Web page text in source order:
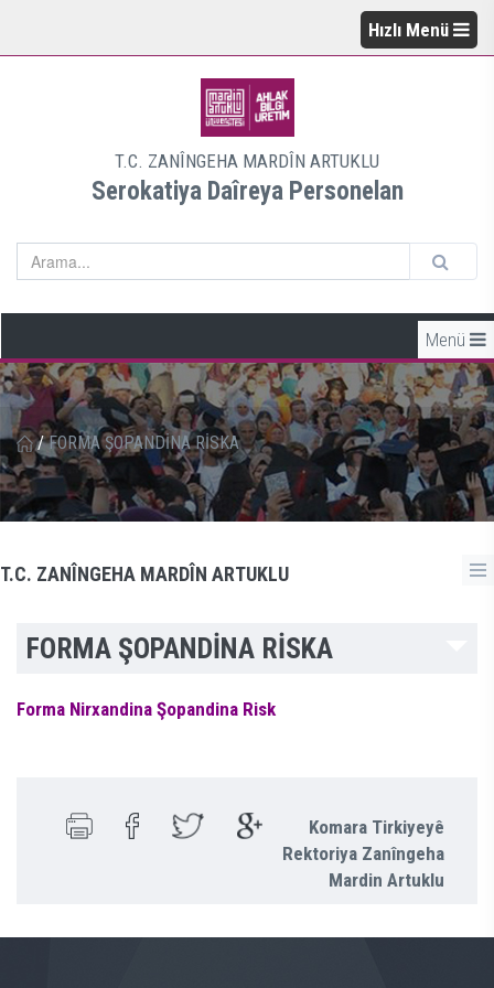
Hızlı Menü
T.C. ZANÎNGEHA MARDÎN ARTUKLU
Serokatiya Daîreya Personelan
Menü
/ FORMA ŞOPANDİNA RİSKA
T.C. ZANÎNGEHA MARDÎN ARTUKLU
FORMA ŞOPANDİNA RİSKA
Forma Nirxandina Şopandina Risk
Komara Tirkiyeyê
Rektoriya Zanîngeha
Mardin Artuklu